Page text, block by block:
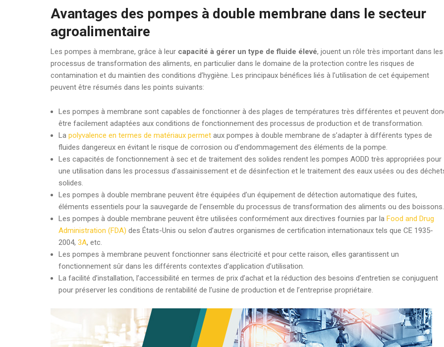
Avantages des pompes à double membrane dans le secteur
agroalimentaire
Les pompes à membrane, grâce à leur capacité à gérer un type de fluide élevé, jouent un rôle très important dans les
processus de transformation des aliments, en particulier dans le domaine de la protection contre les risques de
contamination et du maintien des conditions d’hygiène. Les principaux bénéfices liés à l’utilisation de cet équipement
peuvent être résumés dans les points suivants:
Les pompes à membrane sont capables de fonctionner à des plages de températures très différentes et peuvent
être facilement adaptées aux conditions de fonctionnement des processus de production et de transformation.
La polyvalence en termes de matériaux permet aux pompes à double membrane de s’adapter à différents types de
fluides dangereux en évitant le risque de corrosion ou d’endommagement des éléments de la pompe.
Les capacités de fonctionnement à sec et de traitement des solides rendent les pompes AODD très appropriées pour
une utilisation dans les processus d’assainissement et de désinfection et le traitement des eaux usées ou des
solides.
Les pompes à double membrane peuvent être équipées d’un équipement de détection automatique des fuites,
éléments essentiels pour la sauvegarde de l’ensemble du processus de transformation des aliments ou des boissons.
Les pompes à double membrane peuvent être utilisées conformément aux directives fournies par la Food and Drug
Administration (FDA) des États-Unis ou selon d’autres organismes de certification internationaux tels que CE 1935-
2004, 3A, etc.
Les pompes à membrane peuvent fonctionner sans électricité et pour cette raison, elles garantissent un
fonctionnement sûr dans les différents contextes d’application d’utilisation.
La facilité d’installation, l’accessibilité en termes de prix d’achat et la réduction des besoins d’entretien se conjuguent
pour préserver les conditions de rentabilité de l’usine de production et de l’entreprise propriétaire.